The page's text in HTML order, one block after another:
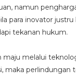
namun
para inovator
tekanan hukum.
maju melalui
maka perlindungan